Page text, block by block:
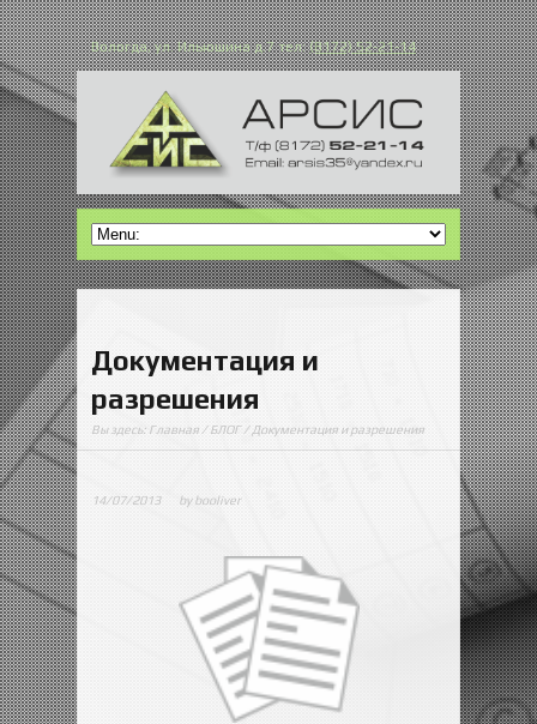
Вологда, ул. Ильюшина д.7 тел:(8172) 52-21-14
Документация и
разрешения
Вы здесь: Главная /БЛОГ/ Документация и разрешения
14/07/2013 by booliver